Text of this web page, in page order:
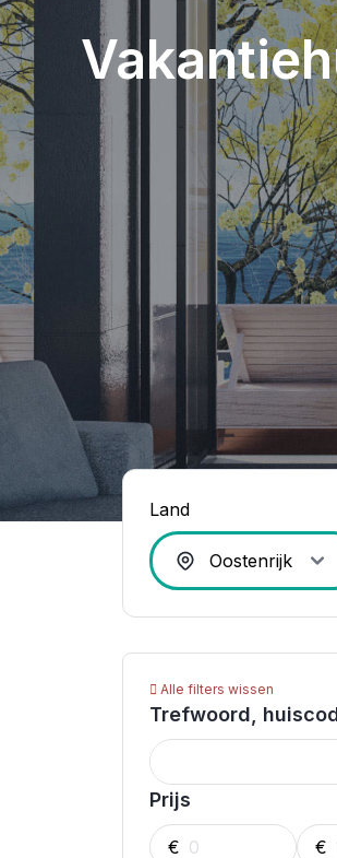
Land
Alle filters wissen
Trefwoord,
Prijs
€ €